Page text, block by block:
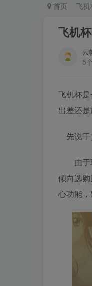
首页 飞机
飞机
云
5
飞机杯
出差还
先说干
由于现
倾向选
心功能，